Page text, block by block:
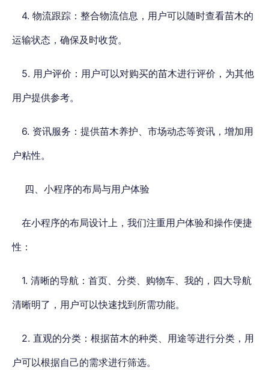
4. 物流跟踪：整合物流信息，用户可以随时查看苗木的
运输状态，确保及时收货。
5. 用户评价：用户可以对购买的苗木进行评价，为其他
用户提供参考。
6. 资讯服务：提供苗木养护、市场动态等资讯，增加用
户粘性。
四、小程序的布局与用户体验
在小程序的布局设计上，我们注重用户体验和操作便捷
性：
1. 清晰的导航：首页、分类、购物车、我的，四大导航
清晰明了，用户可以快速找到所需功能。
2. 直观的分类：根据苗木的种类、用途等进行分类，用
户可以根据自己的需求进行筛选。